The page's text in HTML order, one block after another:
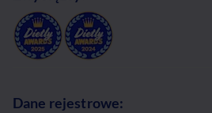
Dane rejestrowe: